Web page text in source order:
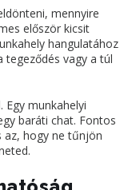
mennyire
először kicsit
hangulatához
tegeződés vagy a túl
Egy munkahelyi
baráti chat. Fontos
az, hogy ne tűnjön